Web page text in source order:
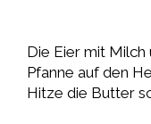
Die Eier mit Milch
Pfanne auf den
Hitze die Butter